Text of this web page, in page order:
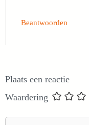
Beantwoorden
Plaats een reactie
Waardering